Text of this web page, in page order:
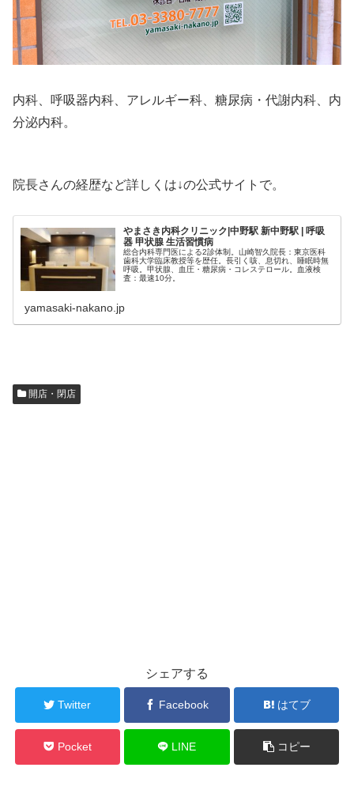
内科、呼吸器内科、アレルギー科、糖尿病・代謝内科、内
分泌内科。
院長さんの経歴など詳しくは↓の公式サイトで。
やまさき内科クリニック|中野駅 新中野駅 | 呼吸
器 甲状腺 生活習慣病
総合内科専門医による2診体制。山崎智久院長：東京医科
歯科大学臨床教授等を歴任。長引く咳、息切れ、睡眠時無
呼吸。甲状腺、血圧・糖尿病・コレステロール。血液検
査：最速10分。
yamasaki-nakano.jp
開店・閉店
シェアする
Twitter Facebook はてブ
Pocket LINE コピー